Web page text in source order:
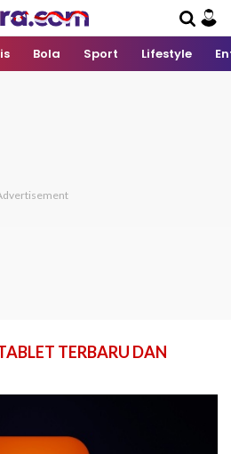
Bola Sport Lifestyle
TERBARU DAN